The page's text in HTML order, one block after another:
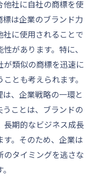
他社に自社の商標を使
は企業のブランド力
に使用されることで
があります。特に、
が類似の商標を迅速に
とも考えられます。
、企業戦略の一環と
ことは、ブランドの
長期的なビジネス成長
。そのため、企業は
のタイミングを逃さな